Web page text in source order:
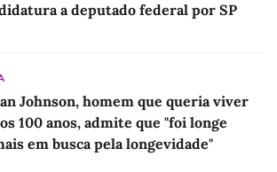
a deputado federal por SP
Johnson, homem que queria viver
100 anos, admite que "foi longe
em busca pela longevidade"